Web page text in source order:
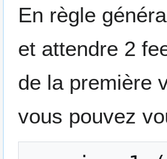
En règle
et attendre 2
de la première
vous pouvez